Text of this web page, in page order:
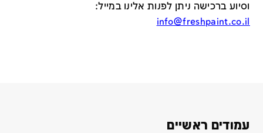
וסיוע ברכישה ניתן לפנות אלינו במייל:
info@freshpaint.co.il
עמודים ראשיים